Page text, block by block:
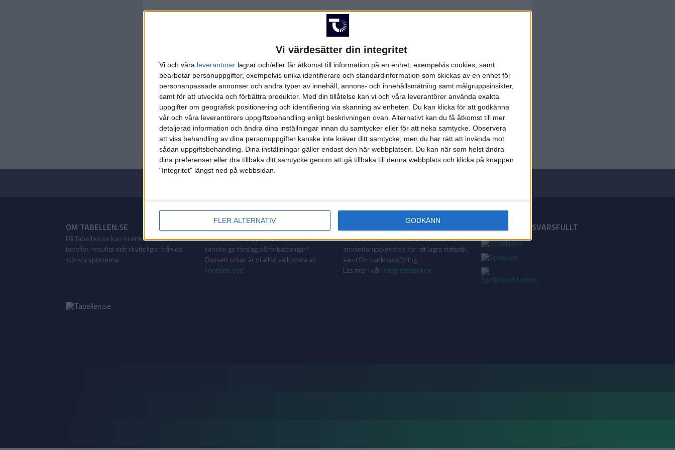
Vi värdesätter din integritet
Vi och våra leverantorer lagrar och/eller får åtkomst till information på en enhet, exempelvis cookies, samt
bearbetar personuppgifter, exempelvis unika identifierare och standardinformation som skickas av en enhet för
personanpassade annonser och andra typer av innehåll, annons- och innehållsmätning samt målgruppsinsikter,
samt för att utveckla och förbättra produkter. Med din tillåtelse kan vi och våra leverantörer använda exakta
uppgifter om geografisk positionering och identifiering via skanning av enheten. Du kan klicka för att godkänna
vår och våra leverantörers uppgiftsbehandling enligt beskrivningen ovan. Alternativt kan du få åtkomst till mer
detaljerad information och ändra dina inställningar innan du samtycker eller för att neka samtycke. Observera
att viss behandling av dina personuppgifter kanske inte kräver ditt samtycke, men du har rätt att invända mot
sådan uppgiftsbehandling. Dina inställningar gäller endast den här webbplatsen. Du kan när som helst ändra
dina preferenser eller dra tillbaka ditt samtycke genom att gå tillbaka till denna webbplats och klicka på knappen
"Integritet" längst ned på webbsidan.
FLER ALTERNATIV GODKÄNN
FAKTA
Division 2 Södra Götaland
Lör 30/5, kl 16:00
Matchstart
OM TABELLEN.SE
På Tabellen.se kan ni enkelt ta del av
tabeller, resultat och skytteligor från de
största sporterna.
KONTAKT
Vill ni annonsera på Tabellen.se? Eller
kanske ge förslag på förbättringar?
Oavsett orsak är ni alltid välkomna att
kontakta oss!
INTEGRITETSPOLICY
Vi använder cookies för att förbättra din
användarupplevelse, för att lagra statistik,
samt för marknadsföring.
Läs mer i vår integritetspolicy.
18+ SPELA ANSVARSFULLT